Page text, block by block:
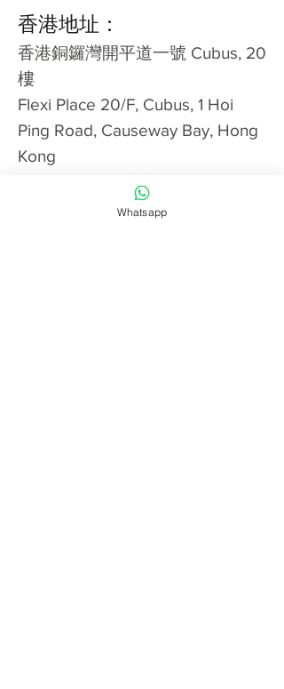
香港地址：
​香港銅鑼灣開平道一號 Cubus, 20
樓
Flexi Place 20/F, Cubus, 1 Hoi
Ping Road, Causeway Bay, Hong
Kong
馬來西亞地址：
Whatsapp